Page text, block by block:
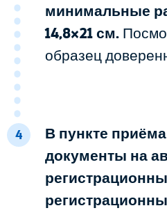
минимальные
14,8×21 см.
образец
4
В пункте
документы на